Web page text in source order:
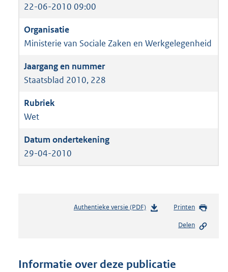
22-06-2010 09:00
Ministerie van Sociale Zaken en Werkgelegenheid
Staatsblad 2010, 228
Wet
29-04-2010
Authentieke versie (PDF)b
n
Printen
Delen
Informatie over deze publicatie